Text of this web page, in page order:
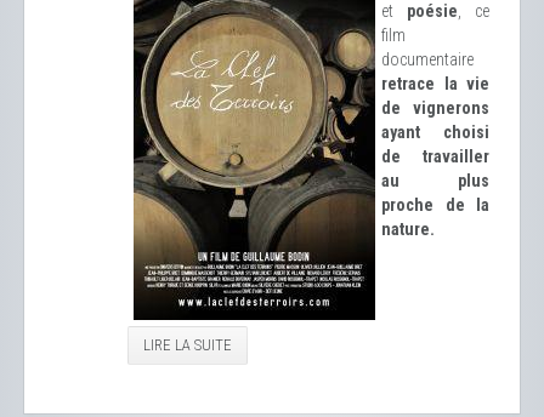
et poésie , ce
film
documentaire
retrace la vie
de vignerons
ayant choisi
de travailler
au plus
proche de la
nature.
LIRE LA SUITE